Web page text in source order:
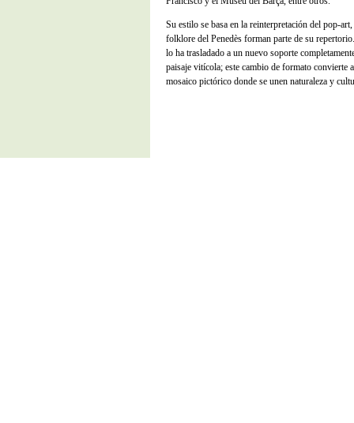
Su estilo se basa en la reinterpretación del pop-
folklore del Penedès forman parte de su
lo ha trasladado a un nuevo soporte
paisaje vitícola; este cambio de formato convierte
mosaico pictórico donde se unen naturaleza y